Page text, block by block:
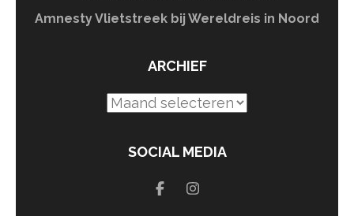
Amnesty Vlietstreek bij Wereldreis in Noord
ARCHIEF
Archief
SOCIAL MEDIA